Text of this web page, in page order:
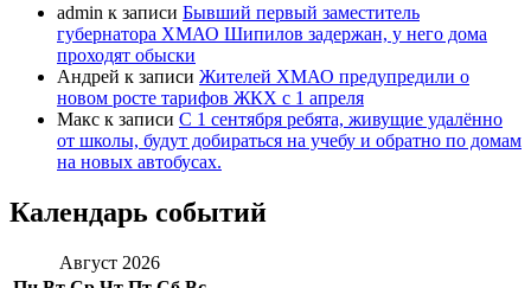
admin к записи Бывший первый заместитель
губернатора ХМАО Шипилов задержан, у него дома
проходят обыски
Андрей к записи Жителей ХМАО предупредили о
новом росте тарифов ЖКХ с 1 апреля
Макс к записи С 1 сентября ребята, живущие удалённо
от школы, будут добираться на учебу и обратно по домам
на новых автобусах.
Календарь событий
Август 2026